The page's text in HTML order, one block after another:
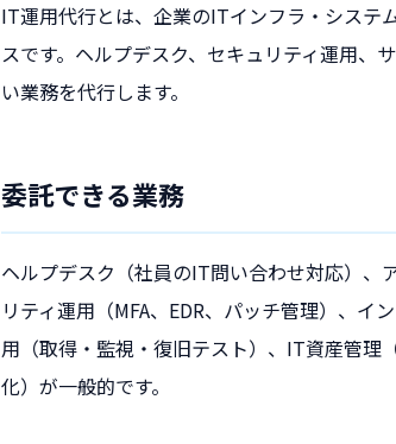
IT運用代行とは、企業のITインフラ・システ
スです。ヘルプデスク、セキュリティ運用、
い業務を代行します。
委託できる業務
ヘルプデスク（社員のIT問い合わせ対応）、
リティ運用（MFA、EDR、パッチ管理）、
用（取得・監視・復旧テスト）、IT資産管理
化）が一般的です。